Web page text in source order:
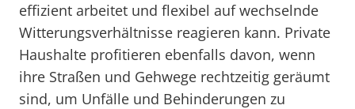
effizient arbeitet und flexibel auf wechselnde
Witterungsverhältnisse reagieren kann. Private
Haushalte profitieren ebenfalls davon, wenn
ihre Straßen und Gehwege rechtzeitig geräumt
sind, um Unfälle und Behinderungen zu